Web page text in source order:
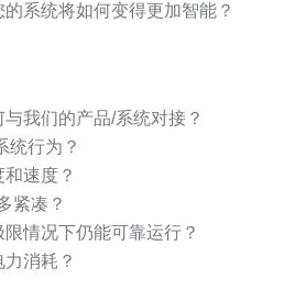
系统将如何变得更加智能？
我们的产品/系统对接？
统行为？
速度？
紧凑？
情况下仍能可靠运行？
消耗？